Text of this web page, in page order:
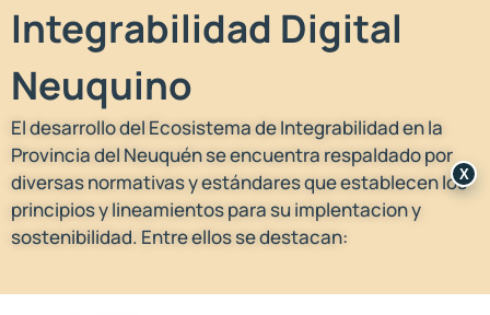
Integrabilidad Digital
Neuquino
El desarrollo del Ecosistema de Integrabilidad en la
Provincia del Neuquén se encuentra respaldado por
diversas normativas y estándares que establecen los
principios y lineamientos para su implentacion y
sostenibilidad. Entre ellos se destacan:
X